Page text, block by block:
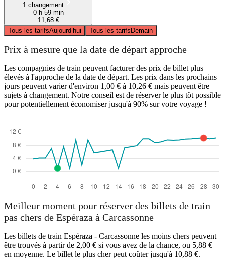
1 changement
0 h 59 min
11,68 €
Tous les tarifsAujourd’hui Tous les tarifsDemain
Prix à mesure que la date de départ approche
Les compagnies de train peuvent facturer des prix de billet plus
élevés à l'approche de la date de départ. Les prix dans les prochains
jours peuvent varier d'environ 1,00 € à 10,26 € mais peuvent être
sujets à changement. Notre conseil est de réserver le plus tôt possible
pour potentiellement économiser jusqu'à 90% sur votre voyage !
Meilleur moment pour réserver des billets de train
pas chers de Espéraza à Carcassonne
Les billets de train Espéraza - Carcassonne les moins chers peuvent
être trouvés à partir de 2,00 € si vous avez de la chance, ou 5,88 €
en moyenne. Le billet le plus cher peut coûter jusqu'à 10,88 €.